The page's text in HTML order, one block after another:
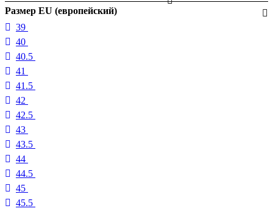
Размер EU (европейский)
39
40
40.5
41
41.5
42
42.5
43
43.5
44
44.5
45
45.5